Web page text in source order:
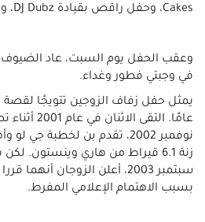
Cakes، وحفل راقص بقيادة DJ Dubz، وعرض للألعاب النارية.
وعقب الحفل يوم السبت، عاد الضيوف
في وجبتي فطور وغداء.
نوفمبر 2002، تقدم بن لخطبة
زنة 6.1 قيراط من هاري وينستون.
سبتمبر 2003، أعلن الزوجان
بسبب الاهتمام الإعلامي المفرط.